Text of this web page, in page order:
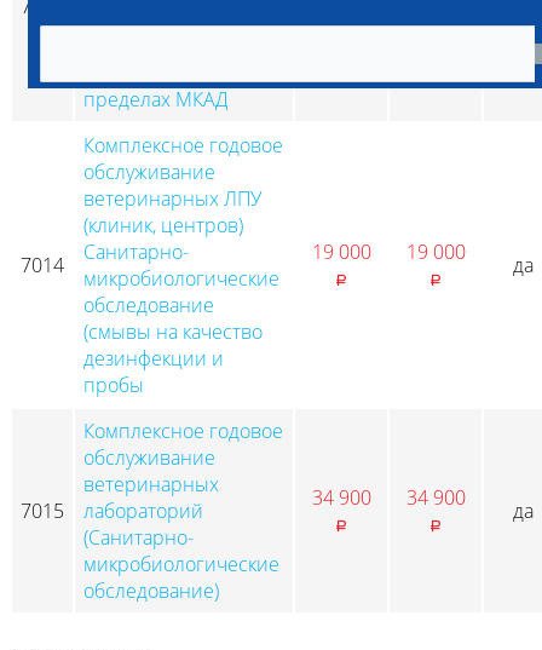
7013
(клиники, центра) с
пределах МКАД
7014
Комплексное годовое
обслуживание
ветеринарных ЛПУ
(клиник, центров)
Санитарно-
микробиологические
обследование
(смывы на качество
дезинфекции и
пробы
19 000
p
19 000
p
да
7015
Комплексное годовое
обслуживание
ветеринарных
лабораторий
(Санитарно-
микробиологические
обследование)
34 900
p
34 900
p
да